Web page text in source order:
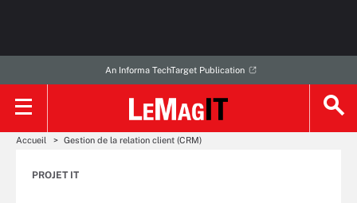
An Informa TechTarget Publication
Accueil Gestion de la relation client (CRM)
PROJET IT